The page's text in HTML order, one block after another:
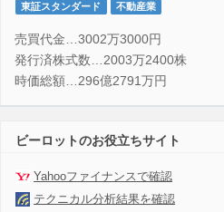
東証スタンダード 不動産業
売買代金…3002万3000円
発行済株式数…2003万2400株
時価総額…296億2791万円
ビーロットのお役立ちサイト
Yahooファイナンスで確認
テクニカル分析結果を確認